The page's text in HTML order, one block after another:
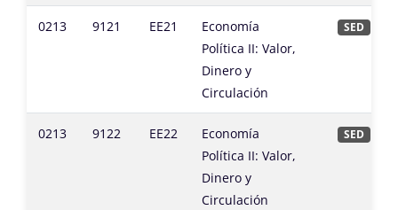
0213 9121 EE21
Economía
Política II: Valor,
Dinero y
Circulación
SED
0213 9122 EE22
Economía
Política II: Valor,
Dinero y
Circulación
SED